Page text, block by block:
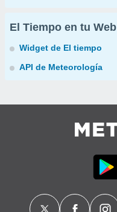
El Tiempo en tu Web
Widget de El tiempo
API de Meteorología